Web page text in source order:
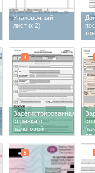
Упаковочный
лист (x 2)
Зарегистрированная
справка о
налоговой
регистрации в
электронной
форме
4
5